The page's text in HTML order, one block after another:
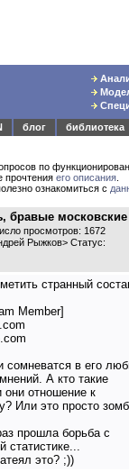
блог
библиотека
по
прочтения его описания
ознакомиться с
бравые московские
просмотров: 1672
Рыжков> Статус:
странный
Member]
сомневатся в его
А кто такие
отношение к
Или это просто
прошла борьба с
статистике...
это? ;))